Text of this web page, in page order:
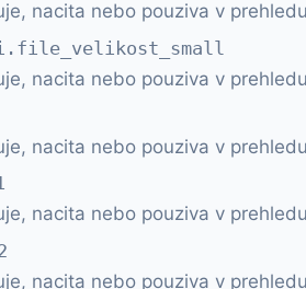
nacita nebo pouziva v
nacita nebo pouziva v
nacita nebo pouziva v
nacita nebo pouziva v
nacita nebo pouziva v